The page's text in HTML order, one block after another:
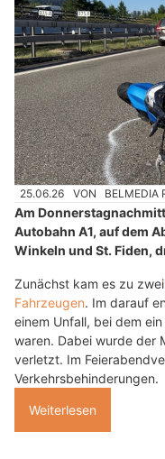
25.06.26 VON BELMEDIA
Am
Autobahn A1, auf dem
Winkeln und St. Fiden,
Zunächst kam es zu zwei
Fahrzeugen. Im darauf
einem Unfall, bei dem
waren. Dabei wurde der
verletzt. Im
Verkehrsbehinderungen.
Weiterlesen